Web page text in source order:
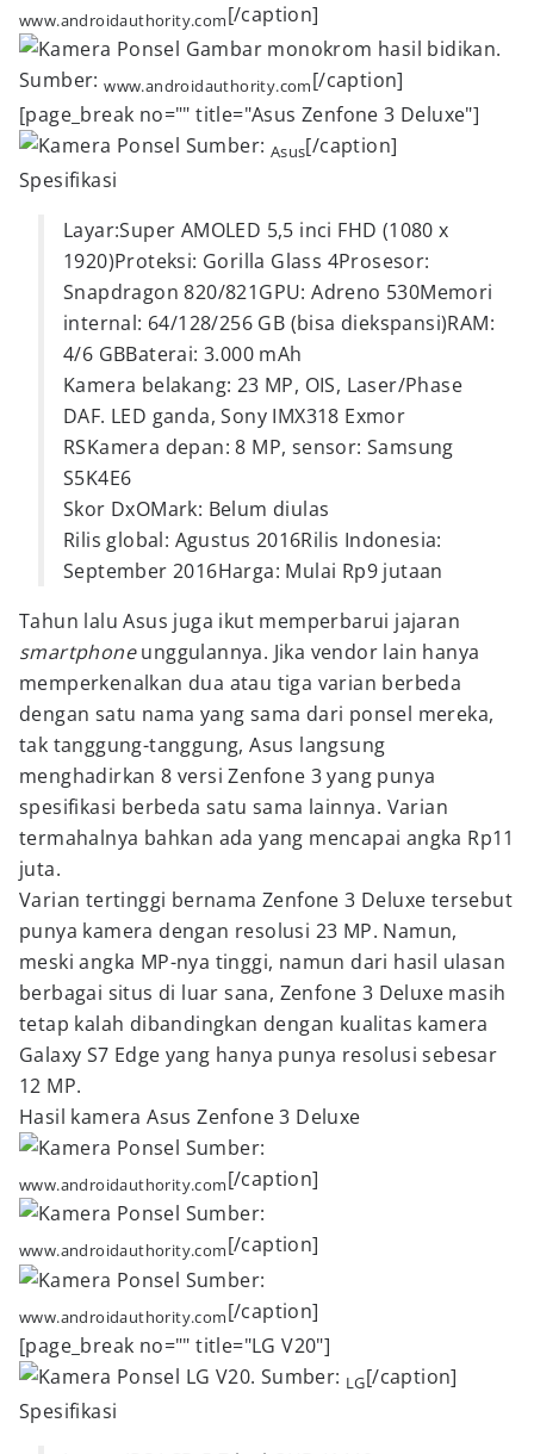
www.androidauthority.com[/caption]
Gambar monokrom hasil bidikan.
Sumber:www.androidauthority.com[/caption]
[page_break no="" title="Asus Zenfone 3 Deluxe"]
Sumber: Asus[/caption]
Spesifikasi
Layar:Super AMOLED 5,5 inci FHD (1080 x
1920)Proteksi: Gorilla Glass 4Prosesor:
Snapdragon 820/821GPU: Adreno 530Memori
internal: 64/128/256 GB (bisa diekspansi)RAM:
4/6 GBBaterai: 3.000 mAh
Kamera belakang: 23 MP, OIS, Laser/Phase
DAF. LED ganda, Sony IMX318 Exmor
RSKamera depan: 8 MP, sensor: Samsung
S5K4E6
Skor DxOMark: Belum diulas
Rilis global: Agustus 2016Rilis Indonesia:
September 2016Harga: Mulai Rp9 jutaan
Tahun lalu Asus juga ikut memperbarui jajaran
smartphoneunggulannya. Jika vendor lain hanya
memperkenalkan dua atau tiga varian berbeda
dengan satu nama yang sama dari ponsel mereka,
tak tanggung-tanggung, Asus langsung
menghadirkan 8 versi Zenfone 3 yang punya
spesifikasi berbeda satu sama lainnya. Varian
termahalnya bahkan ada yang mencapai angka Rp11
juta.
Varian tertinggi bernama Zenfone 3 Deluxe tersebut
punya kamera dengan resolusi 23 MP. Namun,
meski angka MP-nya tinggi, namun dari hasil ulasan
berbagai situs di luar sana, Zenfone 3 Deluxe masih
tetap kalah dibandingkan dengan kualitas kamera
Galaxy S7 Edge yang hanya punya resolusi sebesar
12 MP.
Hasil kamera Asus Zenfone 3 Deluxe
Sumber:
www.androidauthority.com[/caption]
Sumber:
www.androidauthority.com[/caption]
Sumber:
www.androidauthority.com[/caption]
[page_break no="" title="LG V20"]
LG V20. Sumber: LG[/caption]
Spesifikasi